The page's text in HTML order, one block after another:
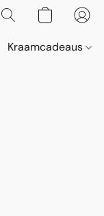
Kraamcadeaus